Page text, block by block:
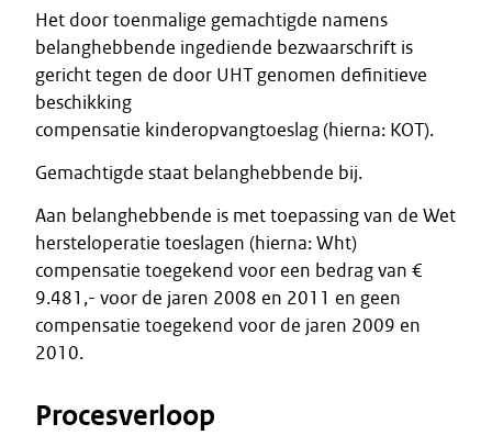
Het door toenmalige gemachtigde namens
belanghebbende ingediende bezwaarschrift is
gericht tegen de door UHT genomen definitieve
beschikking
compensatie kinderopvangtoeslag (hierna: KOT).
Gemachtigde staat belanghebbende bij.
Aan belanghebbende is met toepassing van de Wet
hersteloperatie toeslagen (hierna: Wht)
compensatie toegekend voor een bedrag van €
9.481,- voor de jaren 2008 en 2011 en geen
compensatie toegekend voor de jaren 2009 en
2010.
Procesverloop